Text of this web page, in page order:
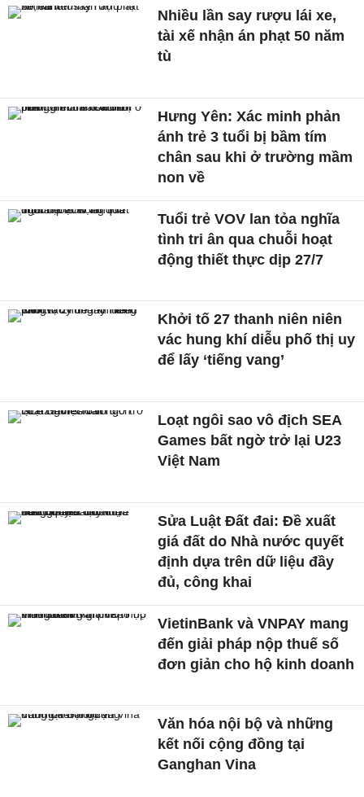
Nhiều lần say rượu lái xe,
tài xế nhận án phạt 50 năm
tù
Hưng Yên: Xác minh phản
ánh trẻ 3 tuổi bị bầm tím
chân sau khi ở trường mầm
non về
Tuổi trẻ VOV lan tỏa nghĩa
tình tri ân qua chuỗi hoạt
động thiết thực dịp 27/7
Khởi tố 27 thanh niên niên
vác hung khí diễu phố thị uy
để lấy ‘tiếng vang’
Loạt ngôi sao vô địch SEA
Games bất ngờ trở lại U23
Việt Nam
Sửa Luật Đất đai: Đề xuất
giá đất do Nhà nước quyết
định dựa trên dữ liệu đầy
đủ, công khai
VietinBank và VNPAY mang
đến giải pháp nộp thuế số
đơn giản cho hộ kinh doanh
Văn hóa nội bộ và những
kết nối cộng đồng tại
Ganghan Vina